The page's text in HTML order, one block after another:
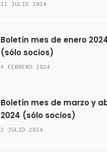
31 JULIO 2024
Boletín mes de enero
(sólo socios)
4 FEBRERO 2024
Boletín mes de marzo y
2024 (sólo socios)
2 JULIO 2024